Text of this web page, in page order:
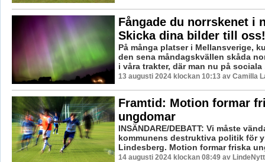
Fångade du norrskenet i
Skicka dina bilder till oss!
På många platser i Mellansverige,
den sena måndagskvällen skåda
i våra trakter, där man nu på sociala
13 augusti 2024 klockan 10:13 av Camilla
Framtid: Motion formar
ungdomar
INSÄNDARE/DEBATT: Vi måste
kommunens destruktiva politik för
Lindesberg. Motion formar friska
14 augusti 2024 klockan 08:49 av